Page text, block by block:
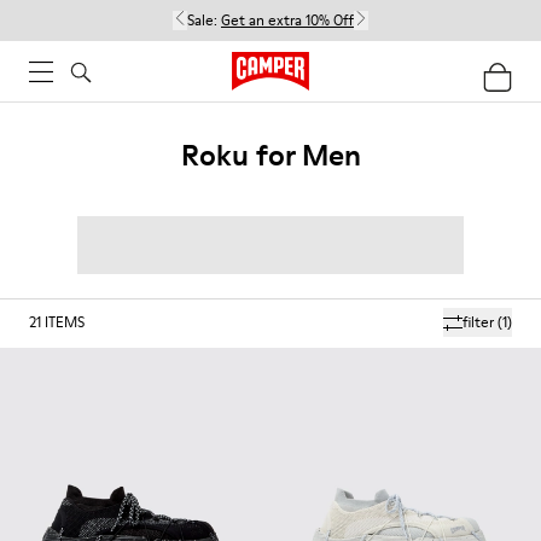
Sale: Get an extra 10% Off
Roku for Men
filter(1)
21 ITEMS